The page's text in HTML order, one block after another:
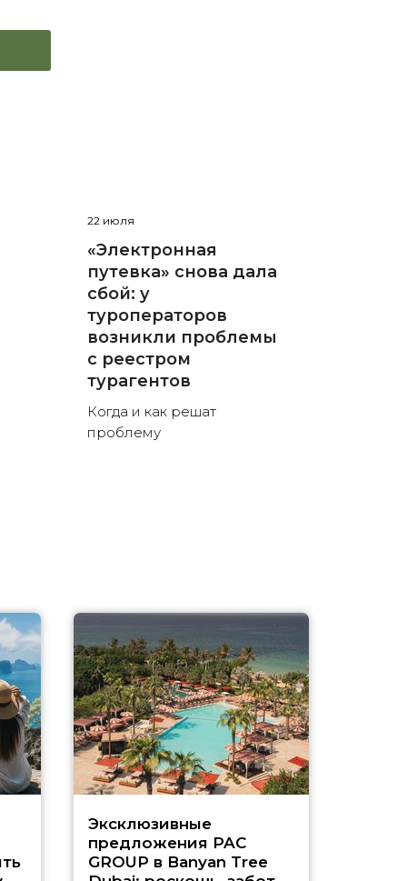
22 июля
«Электронная
путевка» снова дала
сбой: у
туроператоров
возникли проблемы
с реестром
турагентов
Когда и как решат
проблему
Эксклюзивные
предложения PAC
GROUP в Banyan Tree